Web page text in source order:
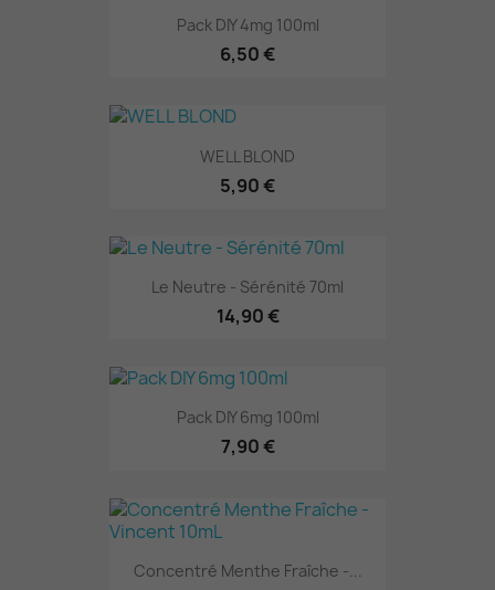
Pack DIY 4mg 100ml
6,50 €
WELL BLOND
5,90 €
Le Neutre - Sérénité 70ml
14,90 €
Pack DIY 6mg 100ml
7,90 €
Concentré Menthe Fraîche -...